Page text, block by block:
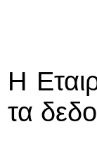
Η
τα